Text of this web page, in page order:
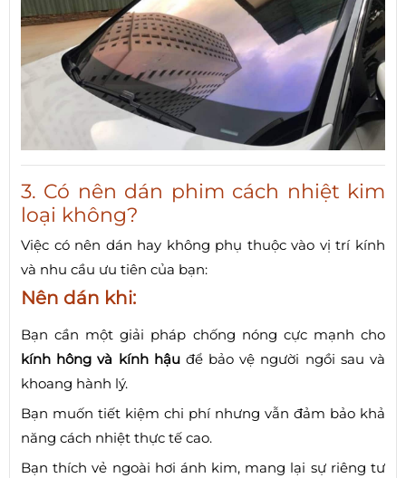
3. Có nên dán phim cách nhiệt kim
loại không?
Việc có nên dán hay không phụ thuộc vào vị trí kính
và nhu cầu ưu tiên của bạn:
Nên dán khi:
Bạn cần một giải pháp chống nóng cực mạnh cho
kính hông và kính hậuđể bảo vệ người ngồi sau và
khoang hành lý.
Bạn muốn tiết kiệm chi phí nhưng vẫn đảm bảo khả
năng cách nhiệt thực tế cao.
Bạn thích vẻ ngoài hơi ánh kim, mang lại sự riêng tư